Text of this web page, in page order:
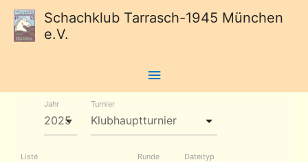
Schachklub Tarrasch-1945 München
e.V.
Hauptmenü
Jahr Turnier
Liste Runde Dateityp